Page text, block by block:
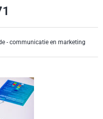
- communicatie en marketing